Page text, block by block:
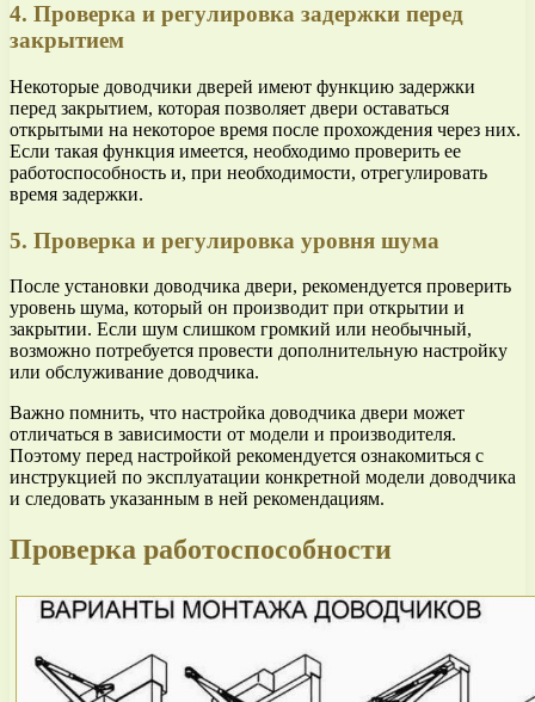
4. Проверка и регулировка задержки перед
закрытием
Некоторые доводчики дверей имеют функцию задержки
перед закрытием, которая позволяет двери оставаться
открытыми на некоторое время после прохождения через них.
Если такая функция имеется, необходимо проверить ее
работоспособность и, при необходимости, отрегулировать
время задержки.
5. Проверка и регулировка уровня шума
После установки доводчика двери, рекомендуется проверить
уровень шума, который он производит при открытии и
закрытии. Если шум слишком громкий или необычный,
возможно потребуется провести дополнительную настройку
или обслуживание доводчика.
Важно помнить, что настройка доводчика двери может
отличаться в зависимости от модели и производителя.
Поэтому перед настройкой рекомендуется ознакомиться с
инструкцией по эксплуатации конкретной модели доводчика
и следовать указанным в ней рекомендациям.
Проверка работоспособности